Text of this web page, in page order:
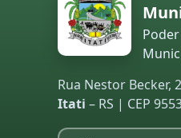
Rua Nestor Becker,
Itati – RS | CEP